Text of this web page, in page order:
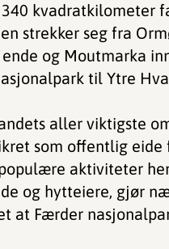
kvadratkilometer
strekker seg fra
og Moutmarka
til Ytre
aller viktigste
som offentlig eide
aktiviteter
og hytteiere, gjør
at Færder